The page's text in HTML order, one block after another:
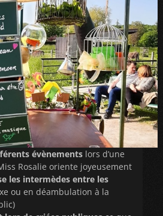
évènements lors d’une
Rosalie oriente joyeusement
les intermèdes entre les
ou en déambulation à la